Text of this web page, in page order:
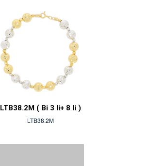
LTB38.2M ( Bi 3 li+ 8 li )
LTB38.2M